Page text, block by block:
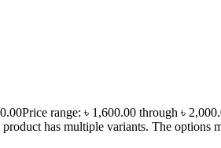
Price range: ৳ 1,600.00 through ৳
has multiple variants. The options